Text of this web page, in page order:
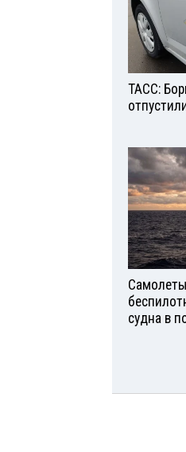
ТАСС:
судна в